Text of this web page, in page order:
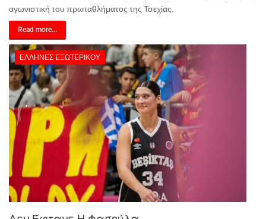
αγωνιστική του πρωταθλήματος της Τσεχίας.
Read more...
ΈΛΛΗΝΕΣ ΕΞΩΤΕΡΙΚΟΎ